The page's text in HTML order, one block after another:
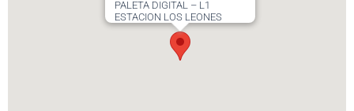
PALETA DIGITAL – L1
ESTACION LOS LEONES